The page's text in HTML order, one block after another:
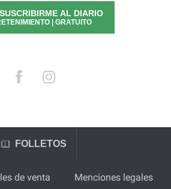
AL DIARIO
| GRATUITO
FOLLETOS
de venta Menciones legales